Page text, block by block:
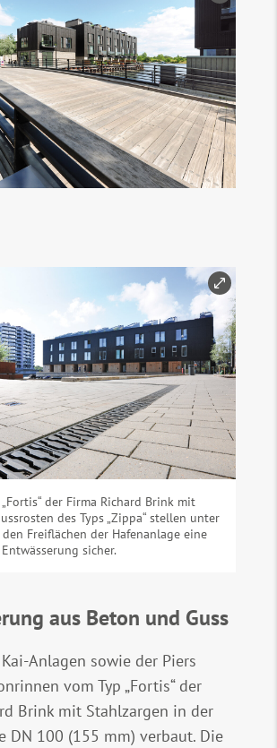
der Firma Richard Brink mit
des Typs „Zippa“ stellen unter
Freiflächen der Hafenanlage eine
sicher.
aus Beton und Guss
Anlagen sowie der Piers
vom Typ „Fortis“ der
Brink mit Stahlzargen in der
DN 100 (155 mm) verbaut. Die